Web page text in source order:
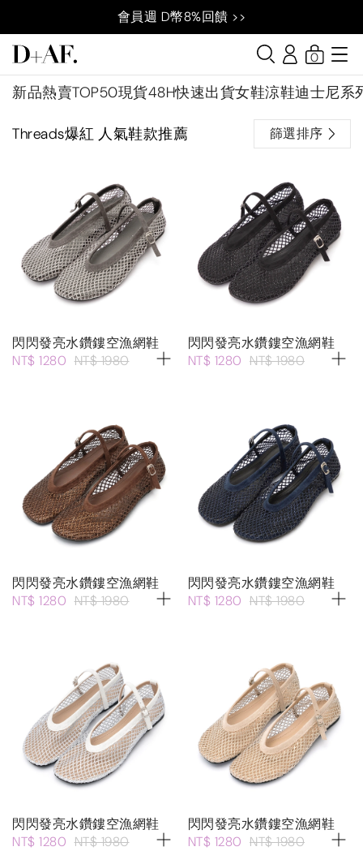
會員週 D幣8%回饋 >>
新品熱賣TOP50現貨48H快速出貨女鞋涼鞋迪士尼系
0
Threads爆紅 人氣鞋款推薦 篩選排序
閃閃發亮水鑽鏤空漁網鞋
NT$ 1280 NT$ 1980
閃閃發亮水鑽鏤空漁網鞋
NT$ 1280 NT$ 1980
閃閃發亮水鑽鏤空漁網鞋
NT$ 1280 NT$ 1980
閃閃發亮水鑽鏤空漁網鞋
NT$ 1280 NT$ 1980
閃閃發亮水鑽鏤空漁網鞋
NT$ 1280 NT$ 1980
閃閃發亮水鑽鏤空漁網鞋
NT$ 1280 NT$ 1980